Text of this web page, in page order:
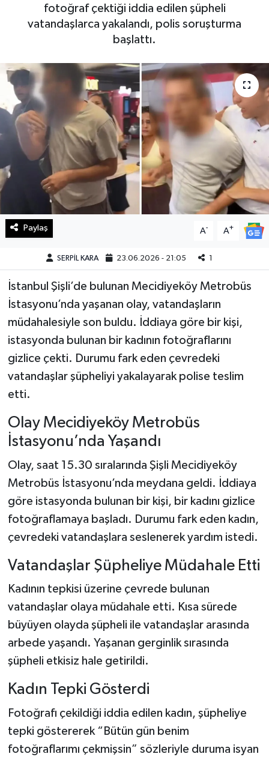
fotoğraf çektiği iddia edilen şüpheli
vatandaşlarca yakalandı, polis soruşturma
başlattı.
Paylaş A- A+
SERPİL KARA 23.06.2026 - 21:05 1
İstanbul Şişli’de bulunan Mecidiyeköy Metrobüs
İstasyonu’nda yaşanan olay, vatandaşların
müdahalesiyle son buldu. İddiaya göre bir kişi,
istasyonda bulunan bir kadının fotoğraflarını
gizlice çekti. Durumu fark eden çevredeki
vatandaşlar şüpheliyi yakalayarak polise teslim
etti.
Olay Mecidiyeköy Metrobüs
İstasyonu’nda Yaşandı
Olay, saat 15.30 sıralarında Şişli Mecidiyeköy
Metrobüs İstasyonu’nda meydana geldi. İddiaya
göre istasyonda bulunan bir kişi, bir kadını gizlice
fotoğraflamaya başladı. Durumu fark eden kadın,
çevredeki vatandaşlara seslenerek yardım istedi.
Vatandaşlar Şüpheliye Müdahale Etti
Kadının tepkisi üzerine çevrede bulunan
vatandaşlar olaya müdahale etti. Kısa sürede
büyüyen olayda şüpheli ile vatandaşlar arasında
arbede yaşandı. Yaşanan gerginlik sırasında
şüpheli etkisiz hale getirildi.
Kadın Tepki Gösterdi
Fotoğrafı çekildiği iddia edilen kadın, şüpheliye
tepki göstererek “Bütün gün benim
fotoğraflarımı çekmişsin” sözleriyle duruma isyan
Haberde İnsan
Magazin
Manşet Altı
Manşetler
Resmi İlan
Sağlık
Spor
Yaşam
KAHRAMANMARAŞ